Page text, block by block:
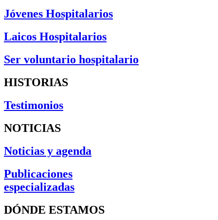
Jóvenes Hospitalarios
Laicos Hospitalarios
Ser voluntario hospitalario
HISTORIAS
Testimonios
NOTICIAS
Noticias y agenda
Publicaciones
especializadas
DÓNDE ESTAMOS